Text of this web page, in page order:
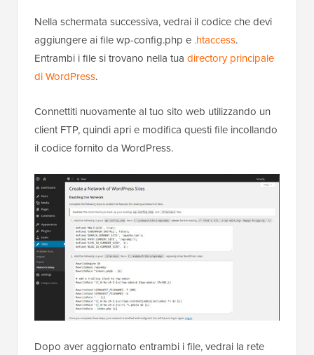
Nella schermata successiva, vedrai il codice che devi
aggiungere ai file wp-config.php e .htaccess.
Entrambi i file si trovano nella tua directory principale
di WordPress.
Connettiti nuovamente al tuo sito web utilizzando un
client FTP, quindi apri e modifica questi file incollando
il codice fornito da WordPress.
Dopo aver aggiornato entrambi i file, vedrai la rete